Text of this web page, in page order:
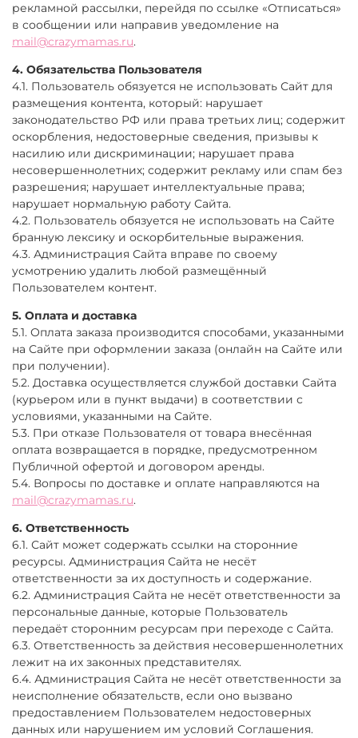
рекламной рассылки, перейдя по ссылке «Отписаться»
в сообщении или направив уведомление на
mail@crazymamas.ru.
4. Обязательства Пользователя
4.1. Пользователь обязуется не использовать Сайт для
размещения контента, который: нарушает
законодательство РФ или права третьих лиц; содержит
оскорбления, недостоверные сведения, призывы к
насилию или дискриминации; нарушает права
несовершеннолетних; содержит рекламу или спам без
разрешения; нарушает интеллектуальные права;
нарушает нормальную работу Сайта.
4.2. Пользователь обязуется не использовать на Сайте
бранную лексику и оскорбительные выражения.
4.3. Администрация Сайта вправе по своему
усмотрению удалить любой размещённый
Пользователем контент.
5. Оплата и доставка
5.1. Оплата заказа производится способами, указанными
на Сайте при оформлении заказа (онлайн на Сайте или
при получении).
5.2. Доставка осуществляется службой доставки Сайта
(курьером или в пункт выдачи) в соответствии с
условиями, указанными на Сайте.
5.3. При отказе Пользователя от товара внесённая
оплата возвращается в порядке, предусмотренном
Публичной офертой и договором аренды.
5.4. Вопросы по доставке и оплате направляются на
mail@crazymamas.ru.
6. Ответственность
6.1. Сайт может содержать ссылки на сторонние
ресурсы. Администрация Сайта не несёт
ответственности за их доступность и содержание.
6.2. Администрация Сайта не несёт ответственности за
персональные данные, которые Пользователь
передаёт сторонним ресурсам при переходе с Сайта.
6.3. Ответственность за действия несовершеннолетних
лежит на их законных представителях.
6.4. Администрация Сайта не несёт ответственности за
неисполнение обязательств, если оно вызвано
предоставлением Пользователем недостоверных
данных или нарушением им условий Соглашения.